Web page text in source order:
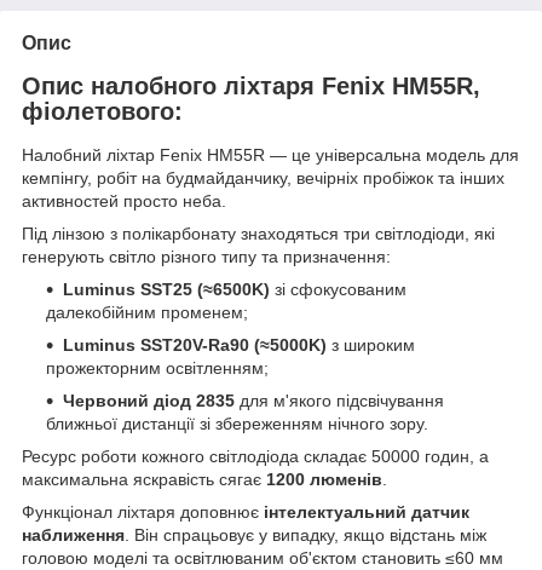
Опис
Опис налобного ліхтаря Fenix HM55R,
фіолетового:
Налобний ліхтар Fenix HM55R — це універсальна модель для
кемпінгу, робіт на будмайданчику, вечірніх пробіжок та інших
активностей просто неба.
Під лінзою з полікарбонату знаходяться три світлодіоди, які
генерують світло різного типу та призначення:
Luminus SST25 (≈6500K) зі сфокусованим
далекобійним променем;
Luminus SST20V-Ra90 (≈5000K) з широким
прожекторним освітленням;
Червоний діод 2835 для м'якого підсвічування
ближньої дистанції зі збереженням нічного зору.
Ресурс роботи кожного світлодіода складає 50000 годин, а
максимальна яскравість сягає 1200 люменів
Функціонал ліхтаря доповнює інтелектуальний датчик
наближення . Він спрацьовує у випадку, якщо відстань між
головою моделі та освітлюваним об'єктом становить ≤60 мм